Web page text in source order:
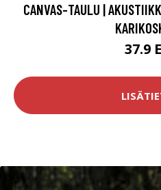
CANVAS-TAULU |
37.9